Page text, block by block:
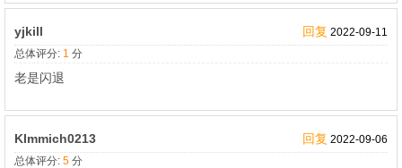
yjkill 回复 2022-09-11
总体评分: 1 分
老是闪退
KImmich0213 回复 2022-09-06
总体评分: 5 分